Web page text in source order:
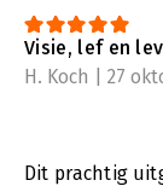
Visie, lef en
H. Koch | 27
Dit prachtig